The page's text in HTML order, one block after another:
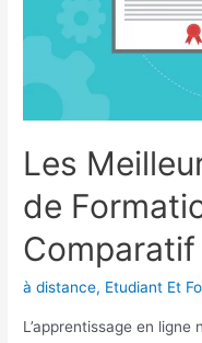
Les
de
à distance, Etudiant Et
L’apprentissage en ligne